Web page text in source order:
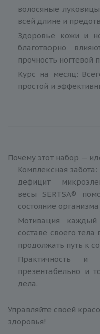
волосяные
всей длине и
Здоровье кожи и
благотворно
прочность ногтевой
Курс на месяц:
простой и
Почему этот набор —
Комплексная
дефицит
весы SERTSA®
состояние
Мотивация
составе своего
продолжать путь к
Практичность и
презентабельно и
дела.
Управляйте своей
здоровья!